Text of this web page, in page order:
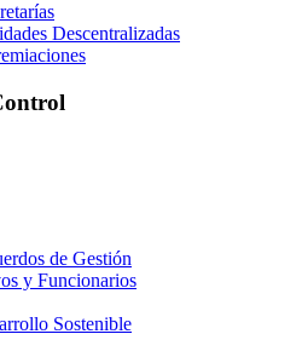
Descentralizadas
de Gestión
y Funcionarios
Sostenible